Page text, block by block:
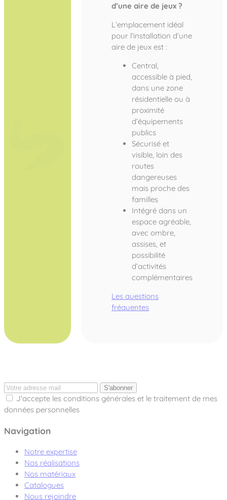
d’une aire de jeux ?
L’emplacement idéal
pour l’installation d’une
aire de jeux est :
Central,
accessible à pied,
dans une zone
résidentielle ou à
proximité
d’équipements
publics
Sécurisé et
visible, loin des
routes
dangereuses
mais proche des
familles
Intégré dans un
espace agréable,
avec ombre,
assises, et
possibilité
d’activités
complémentaires
Les questions
fréquentes
S'abonner
J'accepte les conditions générales et le traitement de mes
données personnelles
Navigation
Notre expertise
Nos réalisations
Nos matériaux
Catalogues
Nous rejoindre